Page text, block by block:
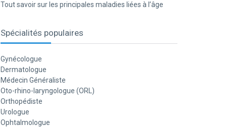
Tout savoir sur les principales maladies liées à l’âge
Spécialités populaires
Gynécologue
Dermatologue
Médecin Généraliste
Oto-rhino-laryngologue (ORL)
Orthopédiste
Urologue
Ophtalmologue